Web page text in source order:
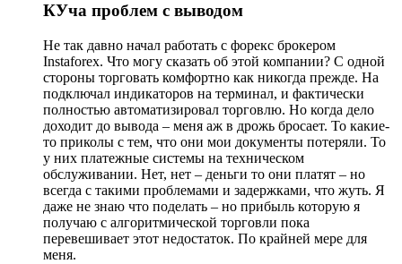
КУча проблем с выводом
Не так давно начал работать с форекс брокером
Instaforex. Что могу сказать об этой компании? С одной
стороны торговать комфортно как никогда прежде. На
подключал индикаторов на терминал, и фактически
полностью автоматизировал торговлю. Но когда дело
доходит до вывода – меня аж в дрожь бросает. То какие-
то приколы с тем, что они мои документы потеряли. То
у них платежные системы на техническом
обслуживании. Нет, нет – деньги то они платят – но
всегда с такими проблемами и задержками, что жуть. Я
даже не знаю что поделать – но прибыль которую я
получаю с алгоритмической торговли пока
перевешивает этот недостаток. По крайней мере для
меня.